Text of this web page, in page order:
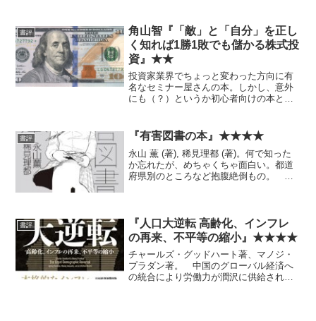
書評
角山智『「敵」と「自分」を正し
く知れば1勝1敗でも儲かる株式投
資』★★
投資家業界でちょっと変わった方向に有
名なセミナー屋さんの本。しかし、意外
にも（？）というか初心者向けの本とし
いて説明できる能力があって、なぜ冒頭
や終盤で書かれているような実...
書評 『有害図書の本』★★★★
永山 薫 (著), 稀見理都 (著)。何で知った
か忘れたが、めちゃくちゃ面白い。都道
府県別のところなど抱腹絶倒もの。 と
メ。
書評
『人口大逆転 高齢化、インフレ
の再来、不平等の縮小』★★★★
チャールズ・グッドハート著、マノジ・
プラダン著。 中国のグローバル経済へ
の統合により労働力が潤沢に供給されデ